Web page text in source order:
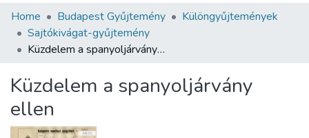
Communities & Collections
All of DSpace
About us
Home Budapest Gyűjtemény
Különgyűjtemények
Sajtókivágat-gyűjtemény
Küzdelem a spanyoljárvány ellen
Küzdelem a spanyoljárvány
ellen